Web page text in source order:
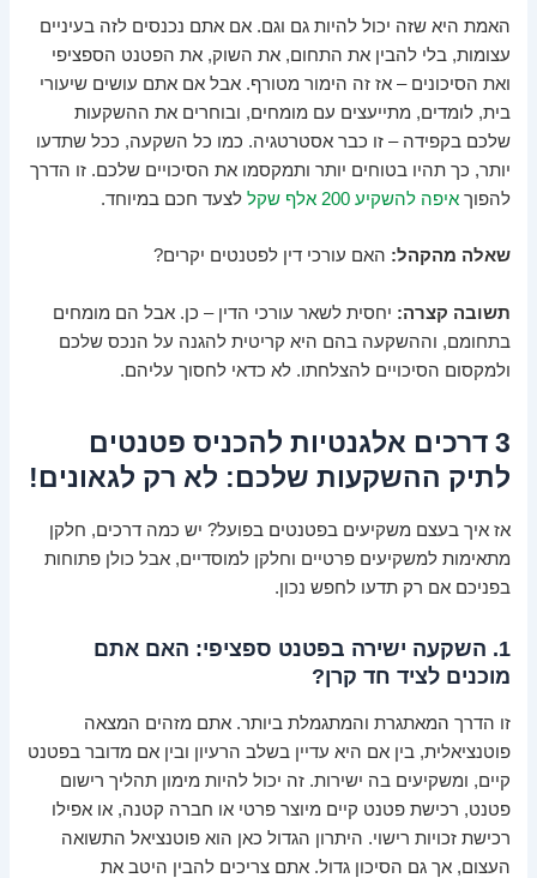
האמת היא שזה יכול להיות גם וגם. אם אתם נכנסים לזה בעיניים
עצומות, בלי להבין את התחום, את השוק, את הפטנט הספציפי
ואת הסיכונים – אז זה הימור מטורף. אבל אם אתם עושים שיעורי
בית, לומדים, מתייעצים עם מומחים, ובוחרים את ההשקעות
שלכם בקפידה – זו כבר אסטרטגיה. כמו כל השקעה, ככל שתדעו
יותר, כך תהיו בטוחים יותר ותמקסמו את הסיכויים שלכם. זו הדרך
להפוךאיפה להשקיע 200 אלף שקל לצעד חכם במיוחד.
שאלה מהקהל: האם עורכי דין לפטנטים יקרים?
תשובה קצרה: יחסית לשאר עורכי הדין – כן. אבל הם מומחים
בתחומם, וההשקעה בהם היא קריטית להגנה על הנכס שלכם
ולמקסום הסיכויים להצלחתו. לא כדאי לחסוך עליהם.
3 דרכים אלגנטיות להכניס פטנטים
לתיק ההשקעות שלכם: לא רק לגאונים!
אז איך בעצם משקיעים בפטנטים בפועל? יש כמה דרכים, חלקן
מתאימות למשקיעים פרטיים וחלקן למוסדיים, אבל כולן פתוחות
בפניכם אם רק תדעו לחפש נכון.
1. השקעה ישירה בפטנט ספציפי: האם אתם
מוכנים לציד חד קרן?
זו הדרך המאתגרת והמתגמלת ביותר. אתם מזהים המצאה
פוטנציאלית, בין אם היא עדיין בשלב הרעיון ובין אם מדובר בפטנט
קיים, ומשקיעים בה ישירות. זה יכול להיות מימון תהליך רישום
פטנט, רכישת פטנט קיים מיוצר פרטי או חברה קטנה, או אפילו
רכישת זכויות רישוי. היתרון הגדול כאן הוא פוטנציאל התשואה
העצום, אך גם הסיכון גדול. אתם צריכים להבין היטב את